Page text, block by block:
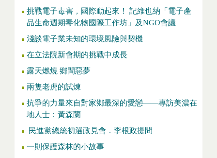
挑戰電子毒害，國際動起來！ 記維也納「電子產
品生命週期毒化物國際工作坊」及NGO會議
淺談電子業未知的環境風險與契機
在立法院新會期的挑戰中成長
露天燃燒 鄉間惡夢
兩隻老虎的試煉
抗爭的力量來自對家鄉最深的愛戀——專訪美濃在
地人士：黃森蘭
民進黨總統初選政見會．李根政提問
一則保護森林的小故事